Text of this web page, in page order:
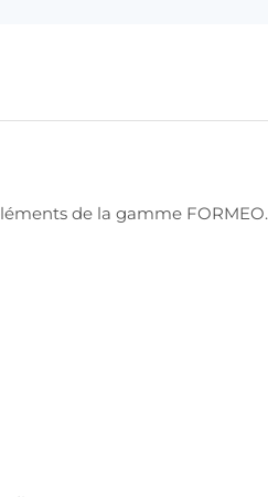
de la gamme FORMEO.